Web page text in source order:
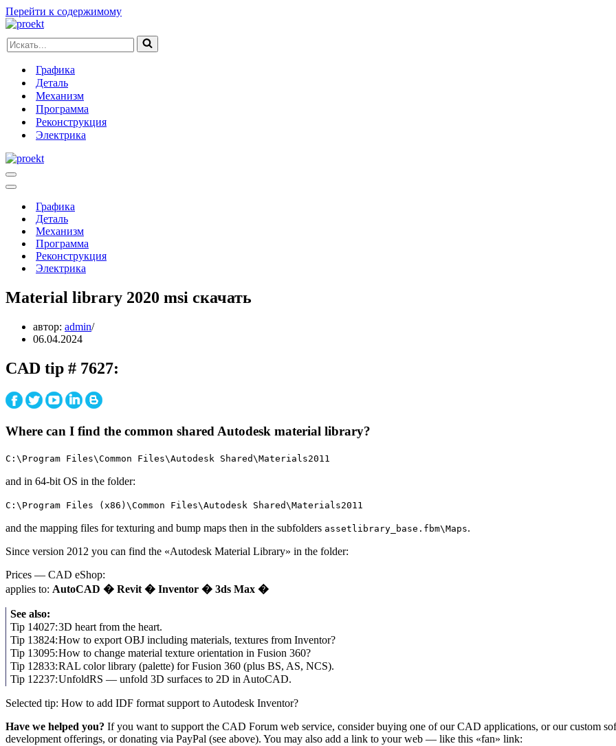
Перейти к содержимому
Искать...
Графика
Деталь
Механизм
Программа
Реконструкция
Электрика
Меню
навигации
Меню
навигацииГрафика
Деталь
Механизм
Программа
Реконструкция
Электрика
Material library 2020 msi скачать
автор: admin
06.04.2024
CAD tip # 7627:
Where can I find the common shared Autodesk material library?
C:\Program Files\Common Files\Autodesk Shared\Materials2011
and in 64-bit OS in the folder:
C:\Program Files (x86)\Common Files\Autodesk Shared\Materials2011
and the mapping files for texturing and bump maps then in the subfolders assetlibrary_base.fbm\Maps.
Since version 2012 you can find the «Autodesk Material Library» in the folder:
Prices — CAD eShop:
applies to: AutoCAD � Revit � Inventor � 3ds Max �
See also:
Tip 14027:3D heart from the heart.
Tip 13824:How to export OBJ including materials, textures from Inventor?
Tip 13095:How to change material texture orientation in Fusion 360?
Tip 12833:RAL color library (palette) for Fusion 360 (plus BS, AS, NCS).
Tip 12237:UnfoldRS — unfold 3D surfaces to 2D in AutoCAD.
Selected tip: How to add IDF format support to Autodesk Inventor?
Have we helped you? If you want to support the CAD Forum web service, consider buying one of our CAD applications, or our custom
development offerings, or donating via PayPal (see above). You may also add a link to your web — like this «fan» link: